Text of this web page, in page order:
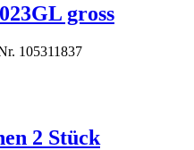
gross
105311837
2 Stück